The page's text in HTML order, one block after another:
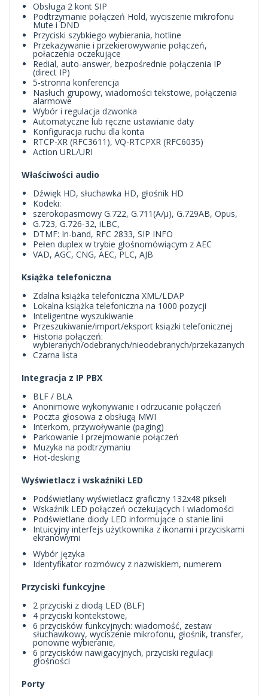
Obsługa 2 kont SIP
Podtrzymanie połączeń Hold, wyciszenie mikrofonu
Mute i DND
Przyciski szybkiego wybierania, hotline
Przekazywanie i przekierowywanie połączeń,
połaczenia oczekujące
Redial, auto-answer, bezpośrednie połączenia IP
(direct IP)
5-stronna konferencja
Nasłuch grupowy, wiadomości tekstowe, połączenia
alarmowe
Wybór i regulacja dzwonka
Automatyczne lub ręczne ustawianie daty
Konfiguracja ruchu dla konta
RTCP-XR (RFC3611), VQ-RTCPXR (RFC6035)
Action URL/URI
Właściwości audio
Dźwięk HD, słuchawka HD, głośnik HD
Kodeki:
szerokopasmowy G.722, G.711(A/μ), G.729AB, Opus,
G.723, G.726-32, iLBC,
DTMF: In-band, RFC 2833, SIP INFO
Pełen duplex w trybie głośnomówiącym z AEC
VAD, AGC, CNG, AEC, PLC, AJB
Książka telefoniczna
Zdalna książka telefoniczna XML/LDAP
Lokalna książka telefoniczna na 1000 pozycji
Inteligentne wyszukiwanie
Przeszukiwanie/import/eksport ksiązki telefonicznej
Historia połączeń:
wybieranych/odebranych/nieodebranych/przekazanych
Czarna lista
Integracja z IP PBX
BLF / BLA
Anonimowe wykonywanie i odrzucanie połączeń
Poczta głosowa z obsługą MWI
Interkom, przywoływanie (paging)
Parkowanie I przejmowanie połączeń
Muzyka na podtrzymaniu
Hot-desking
Wyświetlacz i wskaźniki LED
Podświetlany wyświetlacz graficzny 132x48 pikseli
Wskaźnik LED połączeń oczekujących I wiadomości
Podświetlane diody LED informujące o stanie linii
Intuicyjny interfejs użytkownika z ikonami i przyciskami
ekranowymi
Wybór języka
Identyfikator rozmówcy z nazwiskiem, numerem
Przyciski funkcyjne
2 przyciski z diodą LED (BLF)
4 przyciski kontekstowe,
6 przycisków funkcyjnych: wiadomość, zestaw
słuchawkowy, wyciszenie mikrofonu, głośnik, transfer,
ponowne wybieranie,
6 przycisków nawigacyjnych, przyciski regulacji
głośności
Porty